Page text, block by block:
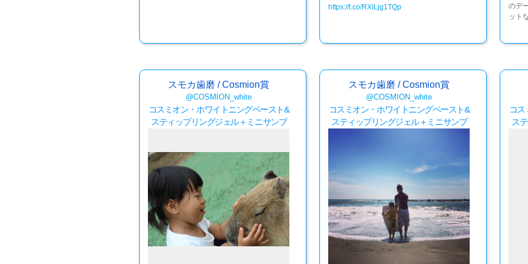
https://t.co/RXILjg1TQp
のデ
ット
スモカ歯磨 / Cosmion賞
@COSMION_white
コスミオン・ホワイトニングペースト&
スティップリングジェル＋ミニサンプ
スモカ歯磨 / Cosmion賞
@COSMION_white
コスミオン・ホワイトニングペースト&
スティップリングジェル＋ミニサンプ
コス
ス